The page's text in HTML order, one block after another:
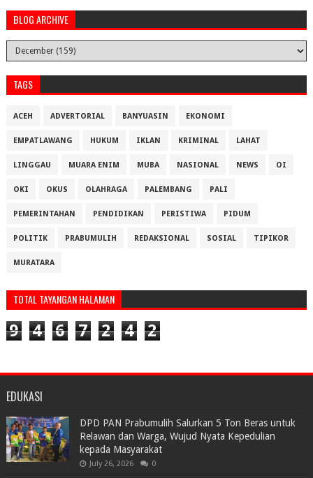
BLOG ARCHIVE
TAGS
ACEH ADVERTORIAL BANYUASIN EKONOMI
EMPATLAWANG HUKUM IKLAN KRIMINAL LAHAT
LINGGAU MUARA ENIM MUBA NASIONAL NEWS OI
OKI OKUS OLAHRAGA PALEMBANG PALI
PEMERINTAHAN PENDIDIKAN PERISTIWA PIDUM
POLITIK PRABUMULIH REDAKSIONAL SOSIAL TIPIKOR
MURATARA
TOTAL TAYANGAN HALAMAN
9 4 6 7 2 4 2
EDUKASI
DPD PAN Prabumulih Salurkan 5 Ton Beras untuk
Relawan dan Warga, Wujud Nyata Kepedulian
kepada Masyarakat
July 26, 2026 0